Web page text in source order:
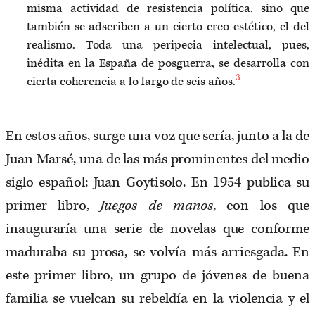
misma actividad de resistencia política, sino que
también se adscriben a un cierto creo estético, el del
realismo. Toda una peripecia intelectual, pues,
inédita en la España de posguerra, se desarrolla con
cierta coherencia a lo largo de seis años.3
En estos años, surge una voz que sería, junto a la de
Juan Marsé, una de las más prominentes del medio
siglo español: Juan Goytisolo. En 1954 publica su
primer libro,Juegos de manos, con los que
inauguraría una serie de novelas que conforme
maduraba su prosa, se volvía más arriesgada. En
este primer libro, un grupo de jóvenes de buena
familia se vuelcan su rebeldía en la violencia y el